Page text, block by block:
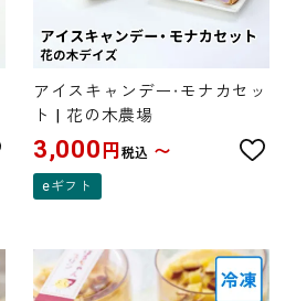
アイスキャンデー・モナカセッ
ト | 花の木農場
3,000 円 税込 〜
eギフト